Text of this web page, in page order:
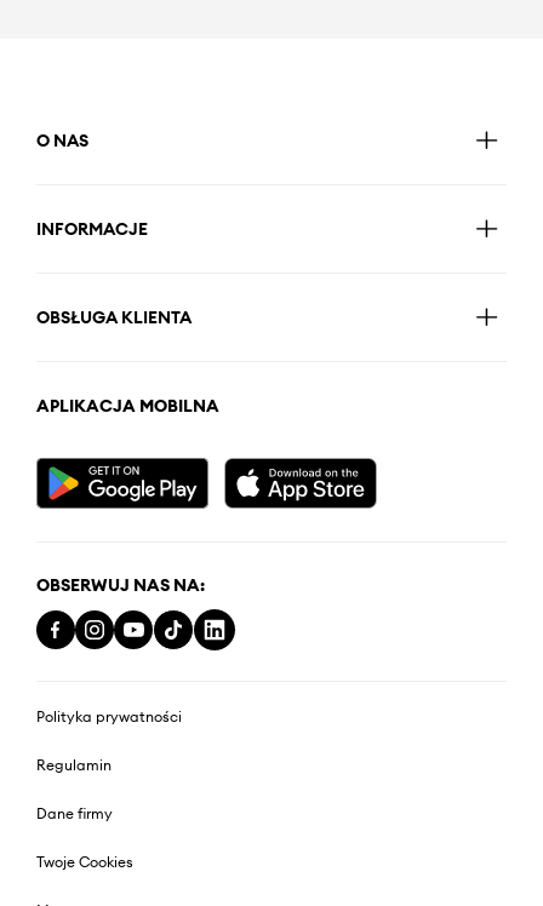
O NAS
INFORMACJE
OBSŁUGA KLIENTA
APLIKACJA MOBILNA
OBSERWUJ NAS NA:
Polityka prywatności
Regulamin
Dane firmy
Twoje Cookies